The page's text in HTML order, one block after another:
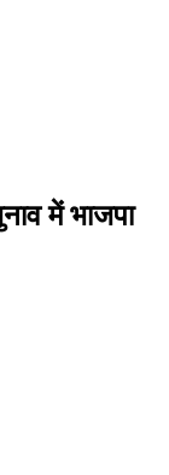
में भाजपा